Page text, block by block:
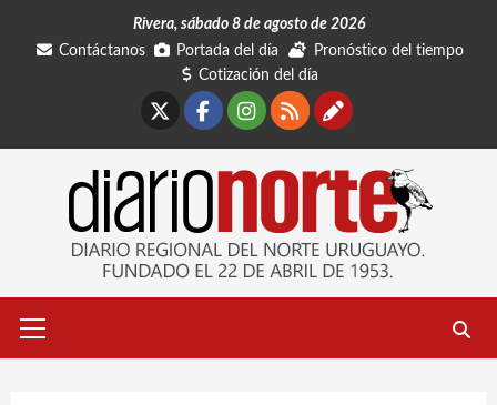
Rivera, sábado 8 de agosto de 2026
Contáctanos
Portada del día
Pronóstico del tiempo
Cotización del día
Facebook
Instagram
RSSContáctanos
primario